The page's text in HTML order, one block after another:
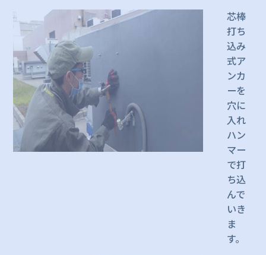
芯棒
打ち
込み
式ア
ンカ
ーを
穴に
入れ
ハン
マー
で打
ち込
んで
いき
ま
す。